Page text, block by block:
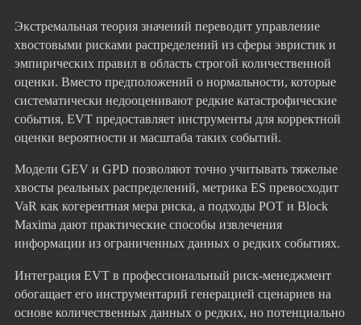
Экстремальная теория значений переводит управление
хвостовыми рисками распределений из сферы эвристик и
эмпирических правил в область строгой количественной
оценки. Вместо предположений о нормальности, которые
систематически недооценивают редкие катастрофические
события, EVT предоставляет инструменты для корректной
оценки вероятности и масштаба таких событий.
Модели GEV и GPD позволяют точно учитывать тяжелые
хвосты реальных распределений, метрика ES превосходит
VaR как когерентная мера риска, а подходы POT и Block
Maxima дают практические способы извлечения
информации из ограниченных данных о редких событиях.
Интеграция EVT в профессиональный риск-менеджмент
обогащает его инструментарий генерацией сценариев на
основе количественных данных о редких, но потенциально